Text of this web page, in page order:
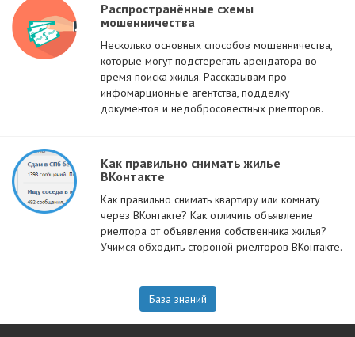
Распространённые схемы
мошенничества
Несколько основных способов мошенничества,
которые могут подстерегать арендатора во
время поиска жилья. Рассказывам про
инфомарционные агентства, подделку
документов и недобросовестных риелторов.
Как правильно снимать жилье
ВКонтакте
Как правильно снимать квартиру или комнату
через ВКонтакте? Как отличить объявление
риелтора от объявления собственника жилья?
Учимся обходить стороной риелторов ВКонтакте.
База знаний